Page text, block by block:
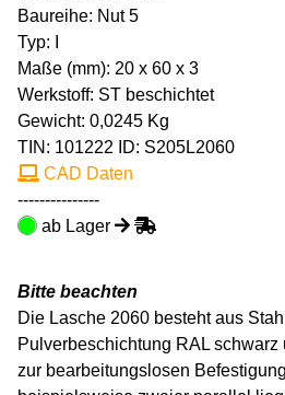
Baureihe: Nut 5
Typ: I
Maße (mm): 20 x 60 x 3
Werkstoff: ST beschichtet
Gewicht: 0,0245 Kg
TIN: 101222 ID: S205L2060
CAD Daten
---------------
ab Lager
Bitte beachten
Die Lasche 2060 besteht aus
Pulverbeschichtung RAL schwarz
zur bearbeitungslosen